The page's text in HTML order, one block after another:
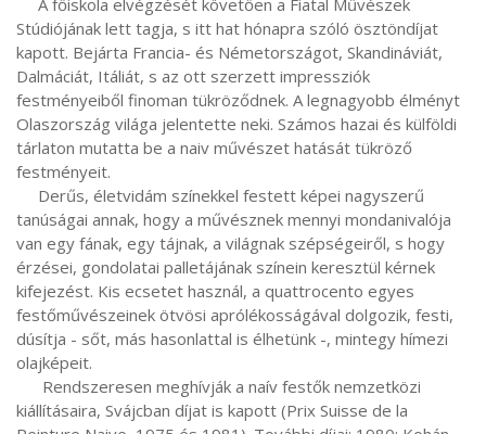
Stúdiójának lett tagja, s itt hat hónapra szóló ösztöndíjat
kapott. Bejárta Francia- és Németországot, Skandináviát,
Dalmáciát, Itáliát, s az ott szerzett impressziók
festményeiből finoman tükröződnek. A legnagyobb élményt
Olaszország világa jelentette neki. Számos hazai és külföldi
tárlaton mutatta be a naiv művészet hatását tükröző
festményeit.
tanúságai annak, hogy a művésznek mennyi mondanivalója
van egy fának, egy tájnak, a világnak szépségeiről, s hogy
érzései, gondolatai palletájának színein keresztül kérnek
kifejezést. Kis ecsetet használ, a quattrocento egyes
festőművészeinek ötvösi aprólékosságával dolgozik, festi,
dúsítja - sőt, más hasonlattal is élhetünk -, mintegy hímezi
olajképeit.
kiállításaira, Svájcban díjat is kapott (Prix Suisse de la